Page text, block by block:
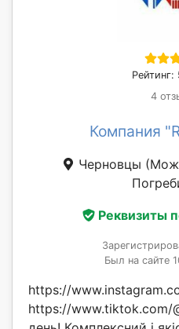
Рейтинг:
4
Компания
Черновцы
Реквизиты
Был на сайте
https://
https://www.tiktok.com/